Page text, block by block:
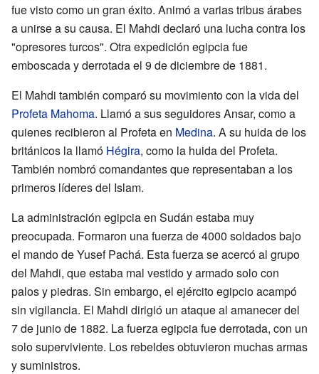
fue visto como un gran éxito. Animó a varias tribus árabes
a unirse a su causa. El Mahdi declaró una lucha contra los
"opresores turcos". Otra expedición egipcia fue
emboscada y derrotada el 9 de diciembre de 1881.
El Mahdi también comparó su movimiento con la vida del
Profeta Mahoma. Llamó a sus seguidores Ansar, como a
quienes recibieron al Profeta en Medina. A su huida de los
británicos la llamó Hégira, como la huida del Profeta.
También nombró comandantes que representaban a los
primeros líderes del Islam.
La administración egipcia en Sudán estaba muy
preocupada. Formaron una fuerza de 4000 soldados bajo
el mando de Yusef Pachá. Esta fuerza se acercó al grupo
del Mahdi, que estaba mal vestido y armado solo con
palos y piedras. Sin embargo, el ejército egipcio acampó
sin vigilancia. El Mahdi dirigió un ataque al amanecer del
7 de junio de 1882. La fuerza egipcia fue derrotada, con un
solo superviviente. Los rebeldes obtuvieron muchas armas
y suministros.